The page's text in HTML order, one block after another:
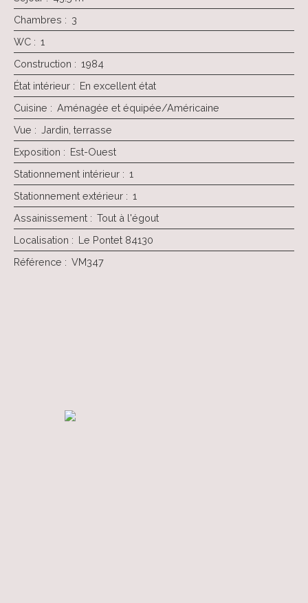
Chambres : 3
WC : 1
Construction : 1984
État intérieur : En excellent état
Cuisine : Aménagée et équipée/Américaine
Vue : Jardin, terrasse
Exposition : Est-Ouest
Stationnement intérieur : 1
Stationnement extérieur : 1
Assainissement : Tout à l'égout
Localisation : Le Pontet 84130
Référence : VM347